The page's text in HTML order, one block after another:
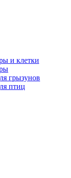
и клетки
грызунов
птиц